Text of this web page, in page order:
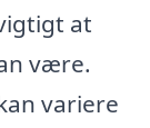
at
være.
variere